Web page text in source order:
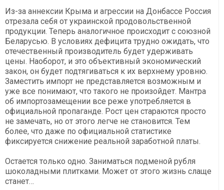
Из-за аннексии Крыма и агрессии на Донбассе Россия
отрезала себя от украинской продовольственной
продукции. Теперь аналогичное происходит с союзной
Беларусью. В условиях дефицита трудно ожидать, что
отечественный производитель будет удерживать
цены. Наоборот, и это объективный экономический
закон, он будет подтягиваться к их верхнему уровню.
Заместить импорт не представляется возможным и
уже все понимают, что такого не произойдет. Мантра
об импортозамещении все реже употребляется в
официальной пропаганде. Рост цен стараются просто
не замечать, но от этого легче не становится. Тем
более, что даже по официальной статистике
фиксируется снижение реальной заработной платы.
Остается только одно. Заниматься подменой рубля
шоколадными плитками. Может от этого жизнь слаще
станет…